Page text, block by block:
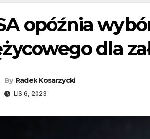
opóźnia
dla
By Radek Kosarzycki
LIS 6, 2023